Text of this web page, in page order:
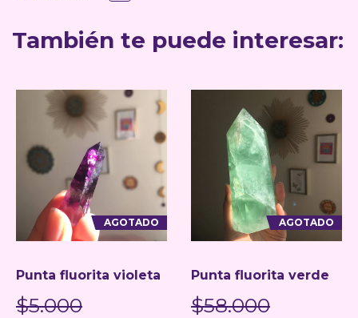
También te puede interesar:
AGOTADO
Punta fluorita violeta
$5.000
AGOTADO
Punta fluorita verde
$58.000